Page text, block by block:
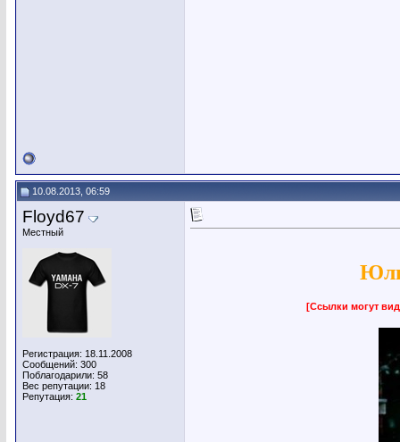
10.08.2013, 06:59
Floyd67
Местный
Регистрация: 18.11.2008
Сообщений: 300
Поблагодарили: 58
Вес репутации: 18
Репутация: 21
[Ссылки могут